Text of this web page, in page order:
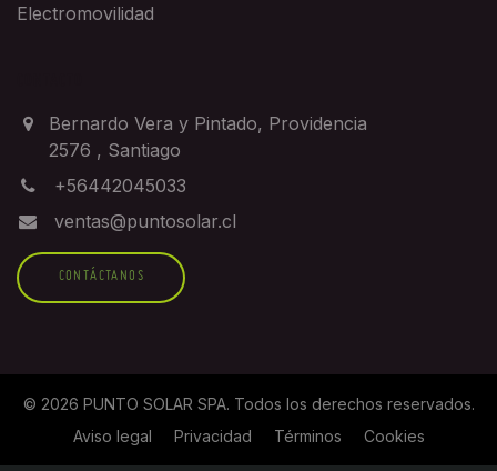
Electromovilidad
Bernardo Vera y Pintado, Providencia
2576 , Santiago
+56442045033
ventas@puntosolar.cl
CONTÁCTANOS
© 2026 PUNTO SOLAR SPA. Todos los derechos reservados.
Aviso legal
Privacidad Términos Cookies